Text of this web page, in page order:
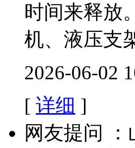
时间来释放
机、液压支
2026-06-02
[ 详细 ]
网友提问 ：